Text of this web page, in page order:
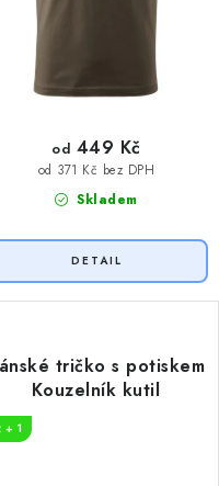
Skladem
od 371 Kč bez DPH
od 449 Kč
tričko s potiskem
Kouzelník kutil
+ 1